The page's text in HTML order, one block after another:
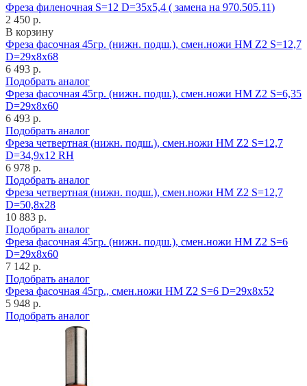
Фреза филеночная S=12 D=35x5,4 ( замена на 970.505.11)
2 450 р.
В корзину
Фреза фасочная 45гр. (нижн. подш.), смен.ножи HM Z2 S=12,7
D=29x8x68
6 493 р.
Подобрать аналог
Фреза фасочная 45гр. (нижн. подш.), смен.ножи HM Z2 S=6,35
D=29x8x60
6 493 р.
Подобрать аналог
Фреза четвертная (нижн. подш.), смен.ножи HM Z2 S=12,7
D=34,9x12 RH
6 978 р.
Подобрать аналог
Фреза четвертная (нижн. подш.), смен.ножи HM Z2 S=12,7
D=50,8x28
10 883 р.
Подобрать аналог
Фреза фасочная 45гр. (нижн. подш.), смен.ножи HM Z2 S=6
D=29x8x60
7 142 р.
Подобрать аналог
Фреза фасочная 45гр., смен.ножи HM Z2 S=6 D=29x8x52
5 948 р.
Подобрать аналог